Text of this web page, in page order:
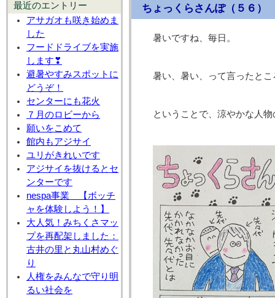
最近のエントリー
アサガオも咲き始めま
した
フードドライブを実施
します❣
避暑やすみスポットに
どうぞ！
センターにも花火
７月のロビーから
願いをこめて
館内もアジサイ
ユリがきれいです
アジサイを抜けるとセ
ンターです
nespa事業 【ボッチ
ャを体験しよう！】
大人気！みちくさマッ
プを再配架しました：
古井の里と丸山村めぐ
り
人権をみんなで守り明
るい社会を
ちょっくらさんぽ（５６）
暑いですね、毎日。
暑い、暑い、って言ったと
ということで、涼やかな人